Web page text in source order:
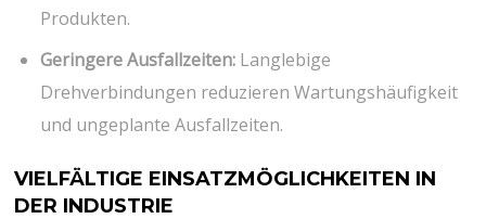
Produkten.
Geringere Ausfallzeiten: Langlebige
Drehverbindungen reduzieren Wartungshäufigkeit
und ungeplante Ausfallzeiten.
VIELFÄLTIGE EINSATZMÖGLICHKEITEN IN
DER INDUSTRIE